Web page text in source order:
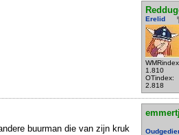
Erelid
1.810
OTindex:
2.818
buurman die van zijn kruk